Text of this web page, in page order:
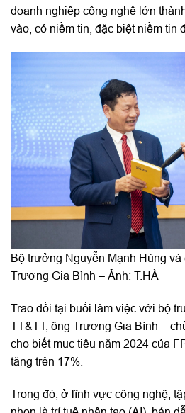
doanh nghiệp công nghệ lớn
vào, có niềm tin, đặc biệt niềm tin
Bộ trưởng Nguyễn Mạnh Hùng
Trương Gia Bình – Ảnh: T.HÀ
Trao đổi tại buổi làm việc với bộ
TT&TT, ông Trương Gia Bình –
cho biết mục tiêu năm 2024 của
tăng trên 17%.
Trong đó, ở lĩnh vực công nghệ,